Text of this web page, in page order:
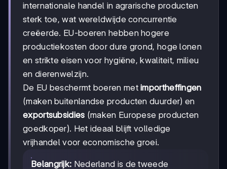
internationale handel in agrarische producten
sterk toe, wat wereldwijde concurrentie
creëerde. EU-boeren hebben hogere
productiekosten door dure grond, hoge lonen
en strikte eisen voor hygiëne, kwaliteit, milieu
en dierenwelzijn.
De EU beschermt boeren metimportheffingen
(maken buitenlandse producten duurder) en
exportsubsidies (maken Europese producten
goedkoper). Het ideaal blijft volledige
vrijhandel voor economische groei.
Belangrijk: Nederland is de tweede